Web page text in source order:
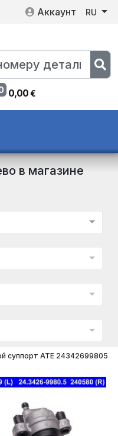
Аккаунт RU
0,00€
в магазине
суппорт ATE 24342699805